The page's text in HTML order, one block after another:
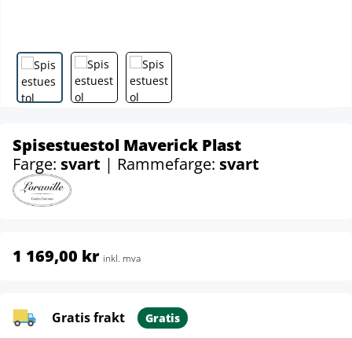
Spisestuestol Maverick Plast
Farge: svart | Rammefarge: svart
1 169,00 kr inkl. mva
Gratis frakt Gratis